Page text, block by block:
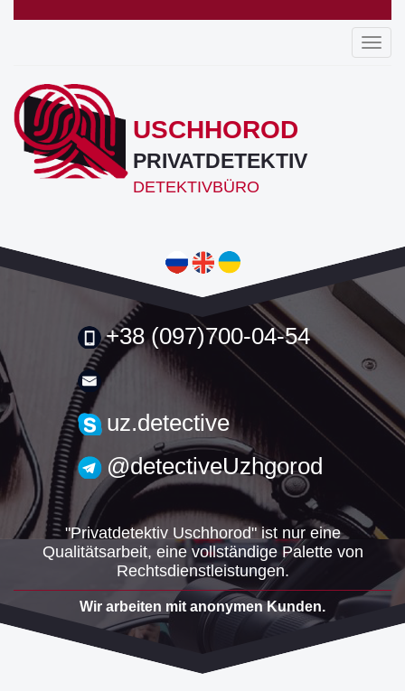
USCHHOROD
PRIVATDETEKTIV
DETEKTIVBÜRO
+38 (097)700-04-54
uzh.detective@gmail.com
uz.detective
@detectiveUzhgorod
"Privatdetektiv Uschhorod" ist nur eine
Qualitätsarbeit, eine vollständige Palette von
Rechtsdienstleistungen.
Wir arbeiten mit anonymen Kunden.